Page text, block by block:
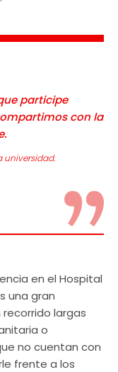
participe
con la
universidad.
en el Hospital
una gran
largas
o
no cuentan con
frente a los